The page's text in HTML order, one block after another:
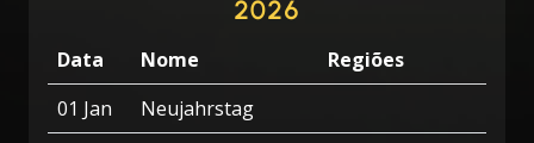
2026
Data Nome
Regiões
01 Jan
Neujahrstag